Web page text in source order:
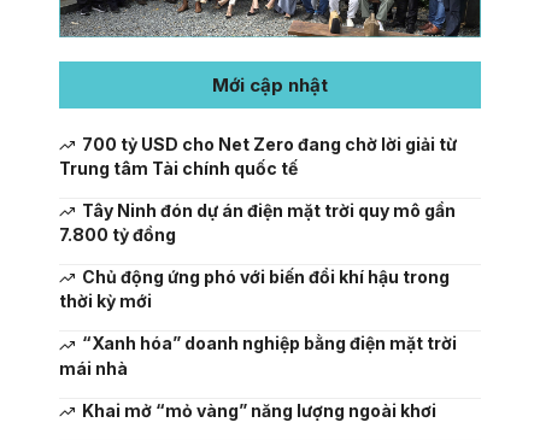
Mới cập nhật
700 tỷ USD cho Net Zero đang chờ lời giải từ
Trung tâm Tài chính quốc tế
Tây Ninh đón dự án điện mặt trời quy mô gần
7.800 tỷ đồng
Chủ động ứng phó với biến đổi khí hậu trong
thời kỳ mới
“Xanh hóa” doanh nghiệp bằng điện mặt trời
mái nhà
Khai mở “mỏ vàng” năng lượng ngoài khơi